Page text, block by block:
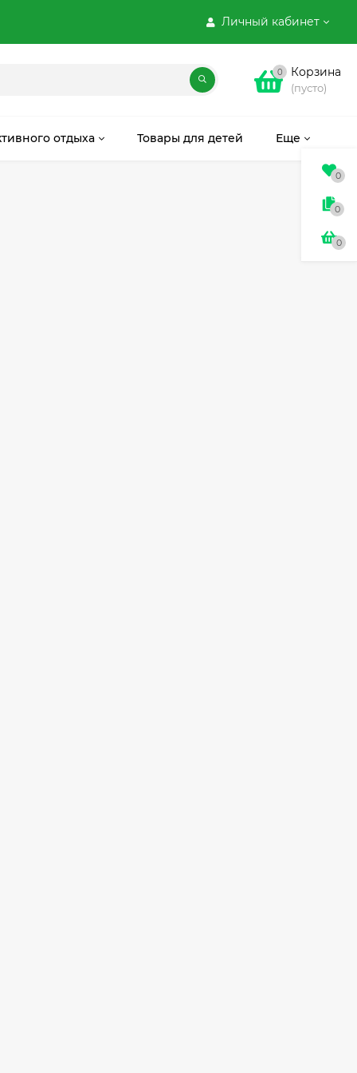
Личный кабинет
0 Корзина
(пусто)
отдыха Товары для детей Еще
0
0
0